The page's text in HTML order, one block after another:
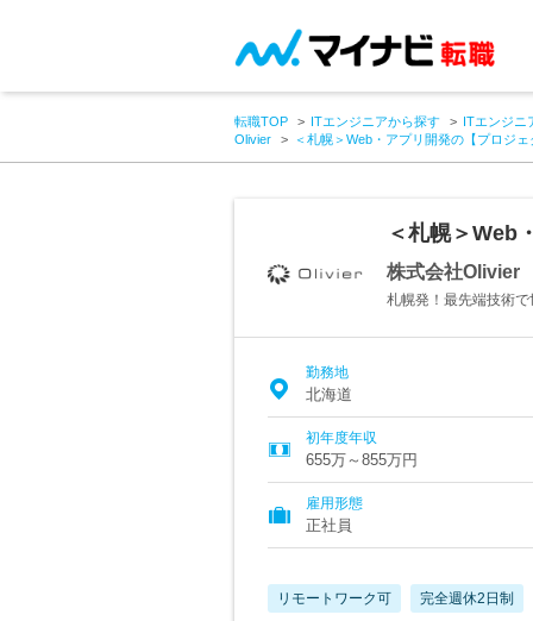
転職TOP ITエンジニアから探す
ITエンジニ
Olivier
＜札幌＞Web・アプリ開発の【プロジ
＜札幌＞Web
株式会社Olivier
札幌発！最先端技術
勤務地
北海道
初年度年収
655万～855万円
雇用形態
正社員
リモートワーク可 完全週休2日制